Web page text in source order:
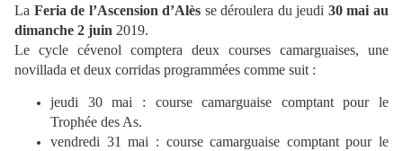
La Feria de l’Ascension d’Alès se déroulera du jeudi 30 mai au
dimanche 2 juin 2019.
Le cycle cévenol comptera deux courses camarguaises, une
novillada et deux corridas programmées comme suit :
jeudi 30 mai : course camarguaise comptant pour le
Trophée des As.
vendredi 31 mai : course camarguaise comptant pour le